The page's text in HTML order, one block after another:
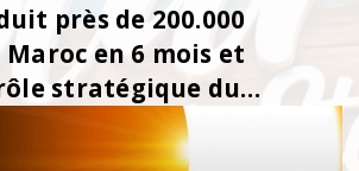
près de 200.000
en 6 mois et
stratégique du